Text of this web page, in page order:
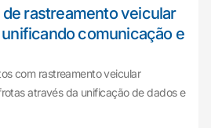
rastreamento veicular
comunicação e
com rastreamento veicular
através da unificação de dados e